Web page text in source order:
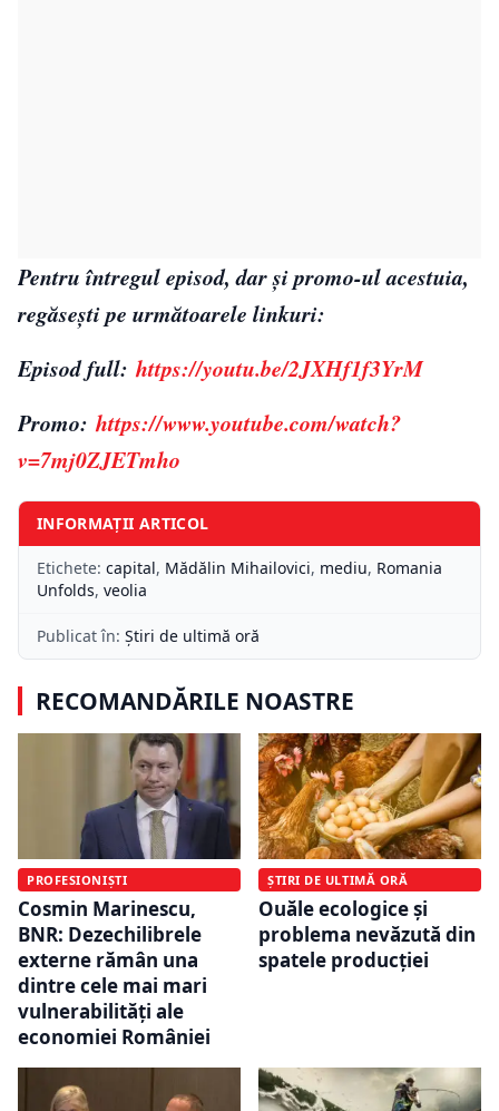
Pentru întregul episod, dar și promo-ul acestuia,
regăsești pe următoarele linkuri:
Episod full: https://youtu.be/2JXHf1f3YrM
Promo: https://www.youtube.com/watch?
v=7mj0ZJETmho
INFORMAȚII ARTICOL
Etichete: capital, Mădălin Mihailovici, mediu, Romania
Unfolds, veolia
Publicat în: Știri de ultimă oră
RECOMANDĂRILE NOASTRE
PROFESIONIȘTI
Cosmin Marinescu,
BNR: Dezechilibrele
externe rămân una
dintre cele mai mari
vulnerabilități ale
economiei României
ȘTIRI DE ULTIMĂ ORĂ
Ouăle ecologice și
problema nevăzută din
spatele producției